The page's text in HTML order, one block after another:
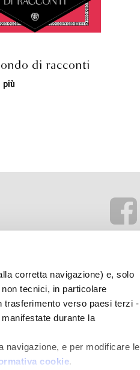
corretta navigazione) e, solo
tecnici, in particolare
trasferimento verso paesi terzi -
durante la
navigazione, e per modificare le
cookie.
di racconti
più